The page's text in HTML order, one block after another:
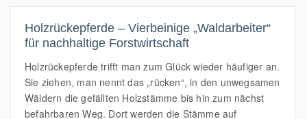
Holzrückepferde – Vierbeinige „Waldarbeiter“
für nachhaltige Forstwirtschaft
Holzrückepferde trifft man zum Glück wieder häufiger an.
Sie ziehen, man nennt das „rücken“, in den unwegsamen
Wäldern die gefällten Holzstämme bis hin zum nächst
befahrbaren Weg. Dort werden die Stämme auf